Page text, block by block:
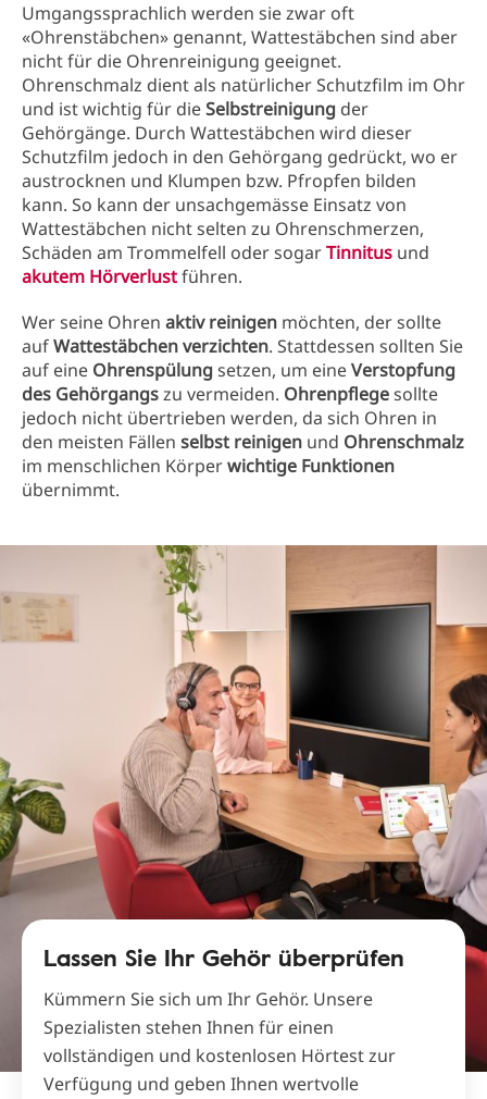
Umgangssprachlich werden sie zwar oft
«Ohrenstäbchen» genannt, Wattestäbchen sind aber
nicht für die Ohrenreinigung geeignet.
Ohrenschmalz dient als natürlicher Schutzfilm im Ohr
und ist wichtig für dieSelbstreinigung der
Gehörgänge. Durch Wattestäbchen wird dieser
Schutzfilm jedoch in den Gehörgang gedrückt, wo er
austrocknen und Klumpen bzw. Pfropfen bilden
kann. So kann der unsachgemässe Einsatz von
Wattestäbchen nicht selten zu Ohrenschmerzen,
Schäden am Trommelfell oder sogarTinnitus und
akutem Hörverlustführen.
Wer seine Ohren aktiv reinigen möchten, der sollte
aufWattestäbchen verzichten. Stattdessen sollten Sie
auf eine Ohrenspülungsetzen, um eineVerstopfung
des Gehörgangszu vermeiden. Ohrenpflegesollte
jedoch nicht übertrieben werden, da sich Ohren in
den meisten Fällen selbst reinigen und Ohrenschmalz
im menschlichen Körperwichtige Funktionen
übernimmt.
Lassen Sie Ihr Gehör überprüfen
Kümmern Sie sich um Ihr Gehör. Unsere
Spezialisten stehen Ihnen für einen
vollständigen und kostenlosen Hörtest zur
Verfügung und geben Ihnen wertvolle